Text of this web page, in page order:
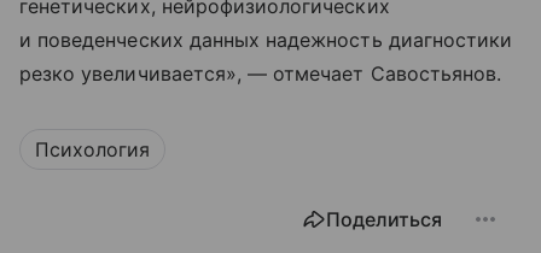
генетических, нейрофизиологических
и поведенческих данных надежность диагностики
резко увеличивается», — отмечает Савостьянов.
Психология
Поделиться